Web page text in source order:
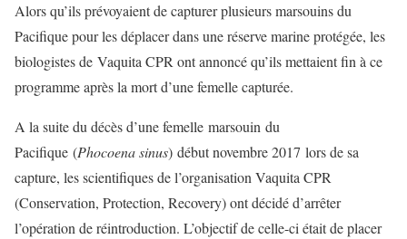
Alors qu’ils prévoyaient de capturer plusieurs marsouins du
Pacifique pour les déplacer dans une réserve marine protégée, les
biologistes de Vaquita CPR ont annoncé qu’ils mettaient fin à ce
programme après la mort d’une femelle capturée.
A la suite du décès d’une femelle marsouin du
Pacifique (Phocoena sinus) début novembre 2017 lors de sa
capture, les scientifiques de l’organisation Vaquita CPR
(Conservation, Protection, Recovery) ont décidé d’arrêter
l’opération de réintroduction. L’objectif de celle-ci était de placer